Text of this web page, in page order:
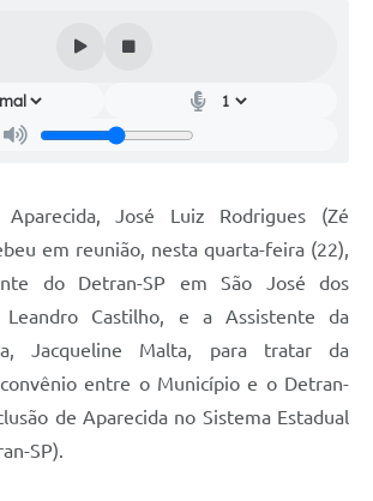
José Luiz Rodrigues (Zé
em reunião, nesta quarta-feira (22),
do Detran-SP em São José dos
Leandro Castilho, e a Assistente da
Jacqueline Malta, para tratar da
entre o Município e o Detran-
de Aparecida no Sistema Estadual
SP).